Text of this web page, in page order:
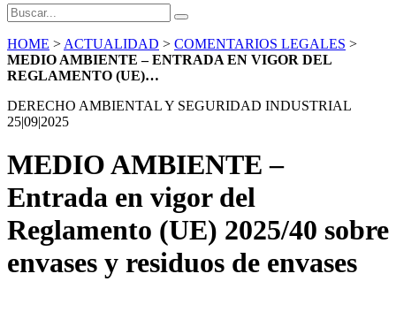
HOME > ACTUALIDAD > COMENTARIOS LEGALES >
MEDIO AMBIENTE – ENTRADA EN VIGOR DEL
REGLAMENTO (UE)…
DERECHO AMBIENTAL Y SEGURIDAD INDUSTRIAL
25|09|2025
MEDIO AMBIENTE –
Entrada en vigor del
Reglamento (UE) 2025/40 sobre
envases y residuos de envases